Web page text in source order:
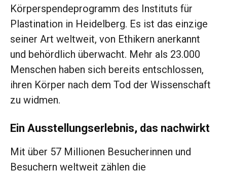
Körperspendeprogramm des Instituts für
Plastination in Heidelberg. Es ist das einzige
seiner Art weltweit, von Ethikern anerkannt
und behördlich überwacht. Mehr als 23.000
Menschen haben sich bereits entschlossen,
ihren Körper nach dem Tod der Wissenschaft
zu widmen.
Ein Ausstellungserlebnis, das nachwirkt
Mit über 57 Millionen Besucherinnen und
Besuchern weltweit zählen die